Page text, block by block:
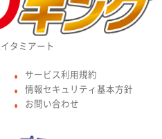
タミアート
● サービス利用規約
● 情報セキュリティ基本方針
● お問い合わせ